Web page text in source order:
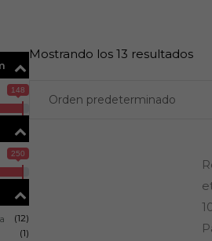
148
250
(12)
(1)
Mostrando los 13 resultados